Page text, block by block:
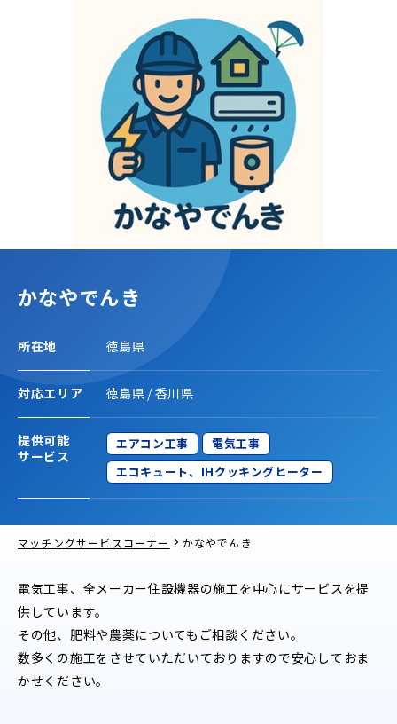
マッチングサービスコーナー かなやでんき
かなやでんき
所在地 徳島県
対応エリア 徳島県 /香川県
提供可能
サービス
エアコン工事
電気工事
エコキュート、IHクッキングヒーター
電気工事、全メーカー住設機器の施工を中心にサービスを提
供しています。
その他、肥料や農薬についてもご相談ください。
数多くの施工をさせていただいておりますので安心しておま
かせください。